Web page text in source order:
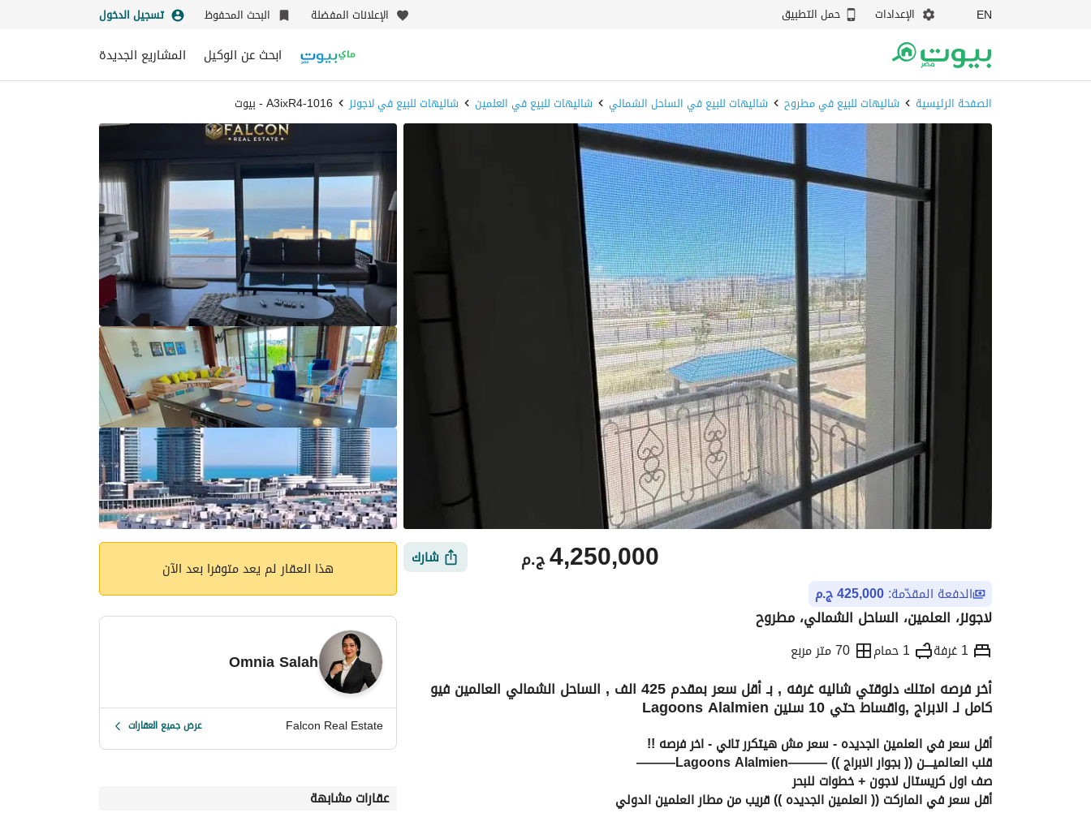
EN الإعدادات حمل التطبيق الإعلانات المفضلة البحث المحفوظ تسجيل الدخول
ابحث عن الوكيل المشاريع الجديدة
الصفحة الرئيسية شاليهات للبيع في مطروح شاليهات للبيع في الساحل الشمالي شاليهات للبيع في العلمين شاليهات للبيع في لاجونز 1016-A3ixR4 - بيوت
ج.م4,250,000 شارك
الدفعة المقدّمة: 425,000 ج.م
لاجونز، العلمين، الساحل الشمالي، مطروح
1 غرفة 1 حمام 70 متر مربع
التفاصيل الاتجاهات والمؤشرات الموقع والأماكن القريبة
أخر فرصه امتلك دلوقتي شاليه غرفه , بـ أقل سعر بمقدم 425 الف , الساحل الشمالي العالمين فيو
كامل لـ الابراج ,واقساط حتي 10 سنين Lagoons Alalmien
أقل سعر في العلمين الجديده - سعر مش هيتكرر تاني - اخر فرصه !!
قلب العالميـــــن (( بجوار الابراج )) ———Lagoons Alalmien———
صف اول كريستال لاجون + خطوات للبحر
أقل سعر في الماركت (( العلمين الجديده )) قريب من مطار العلمين الدولي
هذا العقار لم يعد متوفرا بعد الآن
Omnia Salah
Falcon Real Estate عرض جميع العقارات
عقارات مشابهة